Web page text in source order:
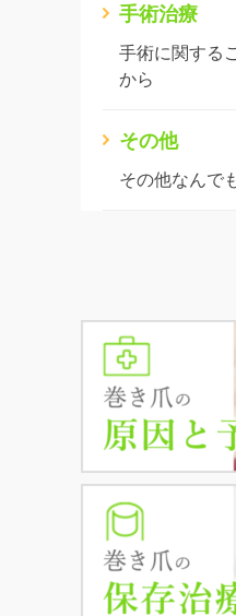
手術治療
手術に関する
から
その他
その他なんで